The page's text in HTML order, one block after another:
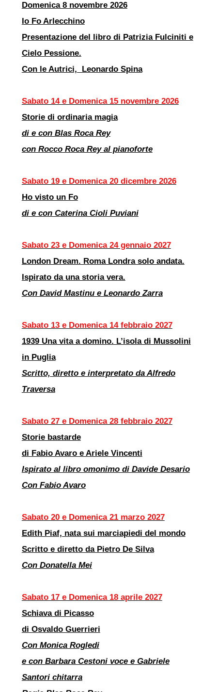
Domenica 8 novembre 2026
Io Fo Arlecchino
Presentazione del libro di Patrizia Fulciniti e
Cielo Pessione.
Con le Autrici, Leonardo Spina
Sabato 14 e Domenica 15 novembre 2026
Storie di ordinaria magia
di e con Blas Roca Rey
con Rocco Roca Rey al pianoforte
Sabato 19 e Domenica 20 dicembre 2026
Ho visto un Fo
di e con Caterina Cioli Puviani
Sabato 23 e Domenica 24 gennaio 2027
London Dream. Roma Londra solo andata.
Ispirato da una storia vera.
Con David Mastinu e Leonardo Zarra
Sabato 13 e Domenica 14 febbraio 2027
1939 Una vita a domino. L’isola di Mussolini
in Puglia
Scritto, diretto e interpretato da Alfredo
Traversa
Sabato 27 e Domenica 28 febbraio 2027
Storie bastarde
di Fabio Avaro e Ariele Vincenti
Ispirato al libro omonimo di Davide Desario
Con Fabio Avaro
Sabato 20 e Domenica 21 marzo 2027
Edith Piaf, nata sui marciapiedi del mondo
Scritto e diretto da Pietro De Silva
Con Donatella Mei
Sabato 17 e Domenica 18 aprile 2027
Schiava di Picasso
di Osvaldo Guerrieri
Con Monica Rogledi
e con Barbara Cestoni voce e Gabriele
Santori chitarra